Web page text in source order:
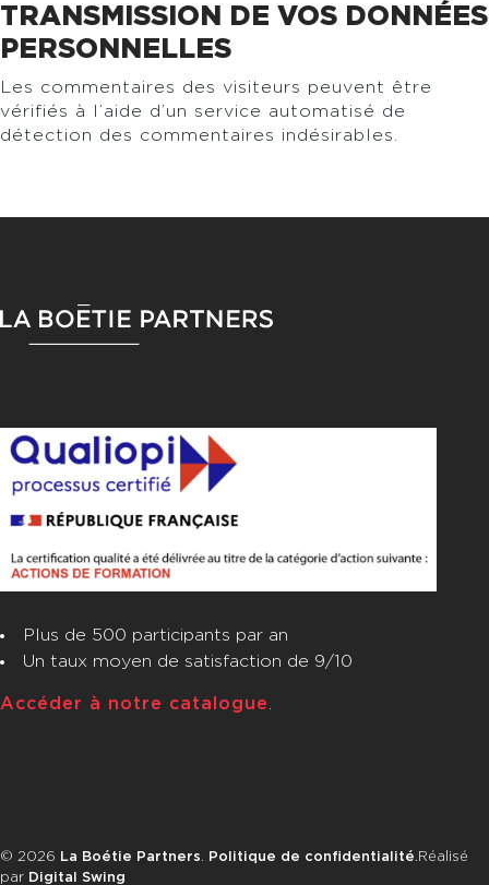
TRANSMISSION DE VOS DONNÉES
PERSONNELLES
Les commentaires des visiteurs peuvent être
vérifiés à l’aide d’un service automatisé de
détection des commentaires indésirables.
Plus de 500 participants par an
Un taux moyen de satisfaction de 9/10
Accéder à notre catalogue.
© 2026 La Boétie Partners. Politique de confidentialité. Réalisé
par Digital Swing